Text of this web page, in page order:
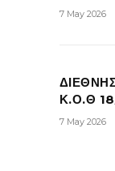
7 May 2026
Κ.Ο.Θ
7 May 2026